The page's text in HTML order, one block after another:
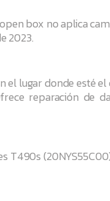
box no aplica
2023.
el lugar donde esté el
reparación de
T490s